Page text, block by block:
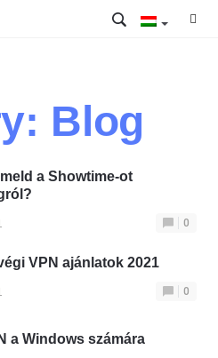
Blog
a Showtime-ot
0
VPN ajánlatok 2021
0
a Windows számára